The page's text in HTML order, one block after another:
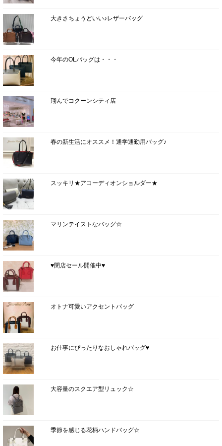
大きさちょうどいい♪レザーバッグ
今年のOLバッグは・・・
翔んでコクーンシティ店
春の新生活にオススメ！通学通勤用バッグ♪
スッキリ★アコーディオンショルダー★
マリンテイストなバッグ☆
♥閉店セール開催中♥
オトナ可愛いアクセントバッグ
お仕事にぴったりなおしゃれバッグ♥
大容量のスクエア型リュック☆
季節を感じる花柄ハンドバッグ☆